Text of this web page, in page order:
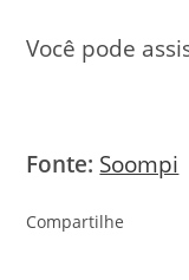
Você pode
Fonte: Soompi
Compartilhe